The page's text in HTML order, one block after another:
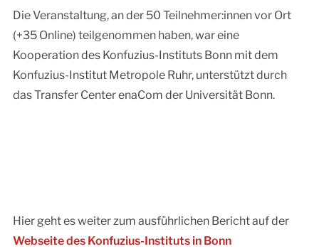
Die Veranstaltung, an der 50 Teilnehmer:innen vor Ort
(+35 Online) teilgenommen haben, war eine
Kooperation des Konfuzius-Instituts Bonn mit dem
Konfuzius-Institut Metropole Ruhr, unterstützt durch
das Transfer Center enaCom der Universität Bonn.
Hier geht es weiter zum ausführlichen Bericht auf der
Webseite des Konfuzius-Instituts in Bonn